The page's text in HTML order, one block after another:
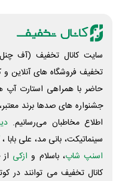
سایت کانال تخفیف (آف
تخفیف فروشگاه های آنلاین
حاضر با همراهی استارت آپ
جشنواره های صدها برند
اطلاع مخاطبان می‌رسانیم.
سینماتیکت، بانی مد، علی‌ بابا ،
اسنپ شاپ، باسلام و ازکی
کانال تخفیف می توانند در